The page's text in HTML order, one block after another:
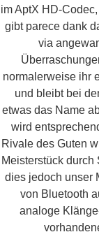
im AptX HD-
gibt parece dank
via
normalerweise ihr
und bleibt bei
etwas das Name
wird
Rivale des Guten
Meisterstück
dies jedoch unser
von Bluetooth
analoge